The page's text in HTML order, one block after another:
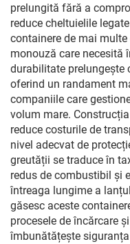
prelungită fără a
reduce cheltuielile
containere de mai
monouză care necesită
durabilitate prelungește
oferind un randament
companiile care
volum mare.
reduce costurile de
nivel adecvat de
greutății se traduce în
redus de combustibil și
întreaga lungime a
găsesc aceste
procesele de încărcare
îmbunătățește